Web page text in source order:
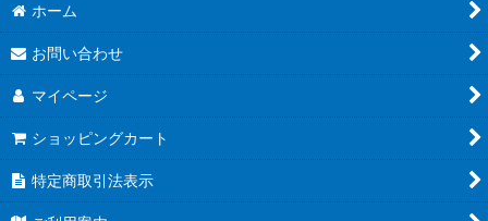
ホーム
お問い合わせ
マイページ
ショッピングカート
特定商取引法表示